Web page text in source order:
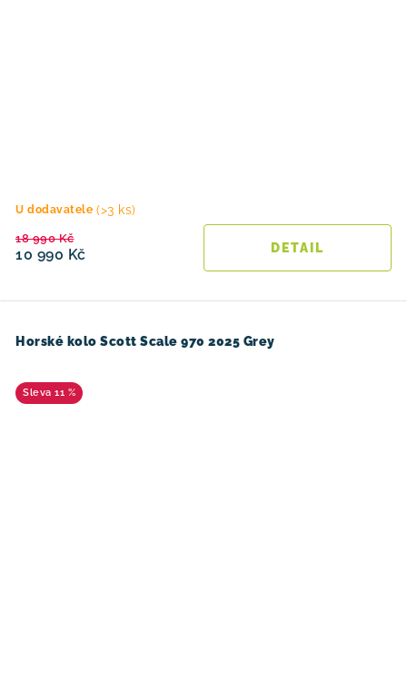
U dodavatele (>3 ks)
10 990 Kč
18 990 Kč
Horské kolo Scott Scale 970 2025 Grey
11 %